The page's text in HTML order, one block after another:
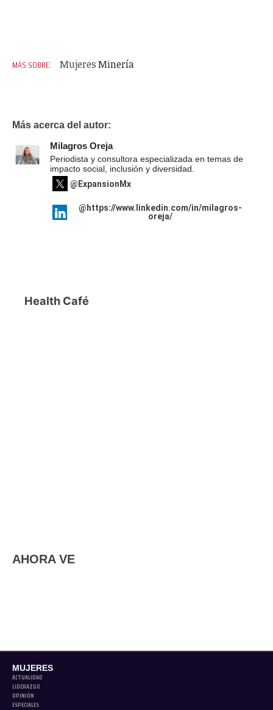
MujeresMinería
Más acerca del autor:
Milagros Oreja
Periodista y consultora especializada en temas de
impacto social, inclusión y diversidad.
@ExpansionMx
@https://www.linkedin.com/in/milagros-
oreja/
Health Café
AHORA VE
MUJERES
ACTUALIDAD
LIDERAZGO
OPINIÓN
ESPECIALES